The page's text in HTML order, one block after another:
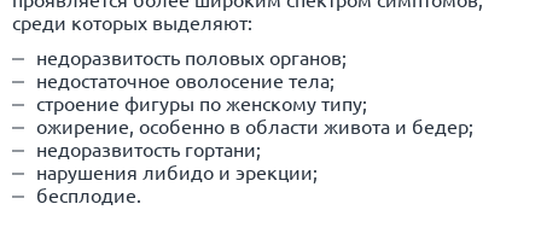
среди которых выделяют:
недоразвитость половых органов;
недостаточное оволосение тела;
строение фигуры по женскому типу;
ожирение , особенно в области живота и бедер;
недоразвитость гортани;
нарушения либидо и эрекции;
бесплодие.